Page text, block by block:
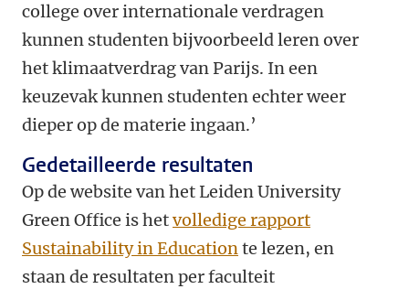
college over internationale verdragen
kunnen studenten bijvoorbeeld leren over
het klimaatverdrag van Parijs. In een
keuzevak kunnen studenten echter weer
dieper op de materie ingaan.’
Gedetailleerde resultaten
Op de website van het Leiden University
Green Office is hetvolledige rapport
Sustainability in Educationte lezen, en
staan de resultaten per faculteit